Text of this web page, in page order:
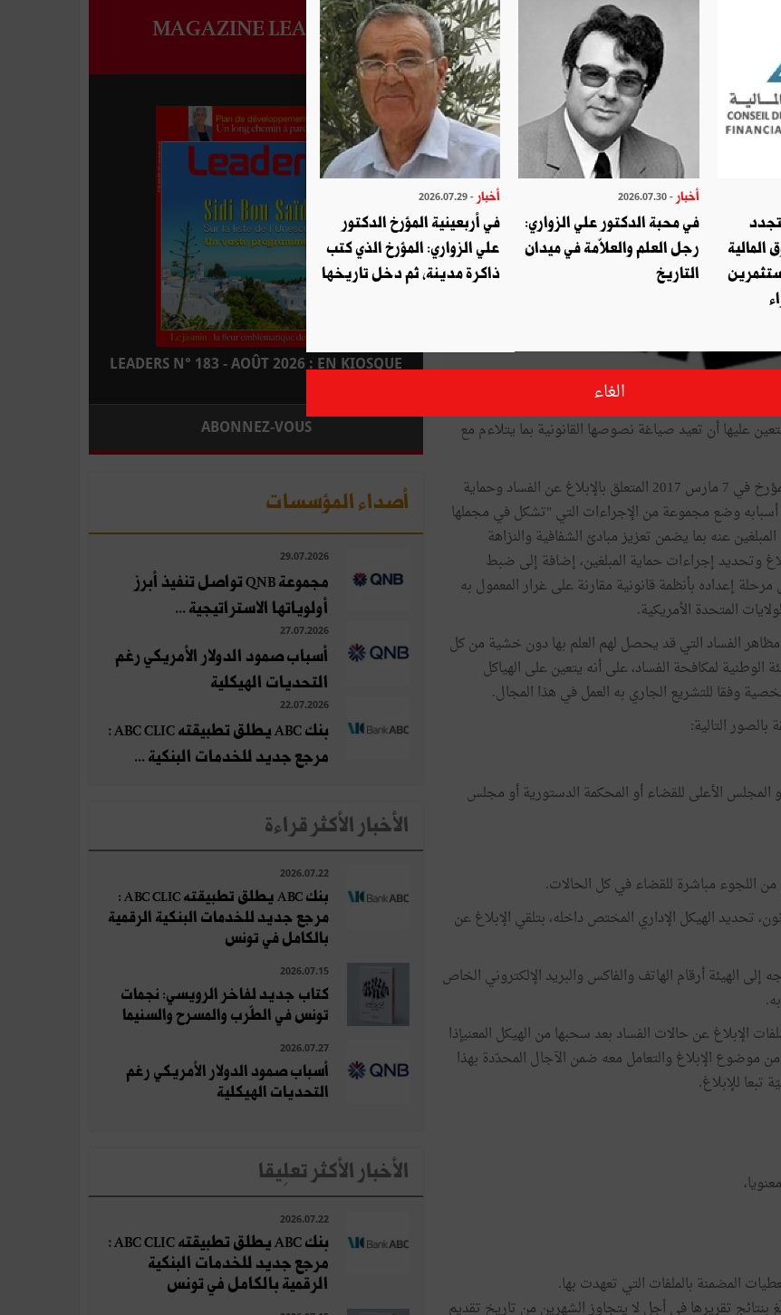
لمكافحة الفساد متعهدة بمقتضاها باتخاذ التدابير اللازمة لضمان تنفيذ
عليها أن تعيد صياغة نصوصها القانونية بما يتلاءم مع
وفي هذا الإطار تمّ إصدار القانون الأساسي عدد 10لسنة 2017 المؤرخ في 7 مارس 2017 المتعلق بالإبلاغ عن الفساد وحماية
وضع مجموعة من الإجراءات التي "تشكل في مجملها
عنه بما يضمن تعزيز مبادئ الشفافية والنزاهة
وتحديد إجراءات حماية المبلغين، إضافة إلى ضبط
إعداده بأنظمة قانونية مقارنة على غرار المعمول به
المتحدة الأمريكية.
الفساد التي قد يحصل لهم العلم بها دون خشية من كل
الوطنية لمكافحة الفساد، على أنه يتعين على الهياكل
وفقا للتشريع الجاري به العمل في هذا المجال.
التالية:
المجلس الأعلى للقضاء أو المحكمة الدستورية أو مجلس
من اللجوء مباشرة للقضاء في كل الحالات.
الهيكل الإداري المختص داخله، بتلقي الإبلاغ عن
الهيئة أرقام الهاتف والفاكس والبريد الإلكتروني الخاص
الإبلاغ عن حالات الفساد بعد سحبها من الهيكل المعنيإذا
موضوع الإبلاغ والتعامل معه ضمن الآجال المحدّدة بهذا
تبعا للإبلاغ.
المضمنة بالملفات التي تعهدت بها.
بنتائج تقريرها في أجل لا يتجاوز الشهرين من تاريخ تقديم
MAGAZINE LEADERS
LEADERS N° 183 - AOÛT 2026 : EN KIOSQUE
ABONNEZ-VOUS
أصداء المؤسسات
29.07.2026
مجموعة QNB تواصل تنفيذ أبرز
أولوياتها الاستراتيجية ...
27.07.2026
أسباب صمود الدولار الأمريكي رغم
التحديات الهيكلية
22.07.2026
بنك ABC يطلق تطبيقته ABC CLIC :
مرجع جديد للخدمات البنكية ...
الأخبار الأكثر قراءة
2026.07.22
بنك ABC يطلق تطبيقته ABC CLIC :
مرجع جديد للخدمات البنكية الرقمية
بالكامل في تونس
2026.07.15
كتاب جديد لفاخر الرويسي: نجمات
تونس في الطّرب والمسرح والسنيما
2026.07.27
أسباب صمود الدولار الأمريكي رغم
التحديات الهيكلية
الأخبار الأكثر تعلِيقا
2026.07.22
بنك ABC يطلق تطبيقته ABC CLIC :
مرجع جديد للخدمات البنكية
الرقمية بالكامل في تونس
تجدد
المالية
أخبار - 2026.07.30
في محبة الدكتور علي الزواري:
رجل العلم والعلاّمة في ميدان
التاريخ
أخبار - 2026.07.29
في أربعينية المؤرخ الدكتور
علي الزواري: المؤرخ الذي كتب
ذاكرة مدينة، ثم دخل تاريخها
الغاء